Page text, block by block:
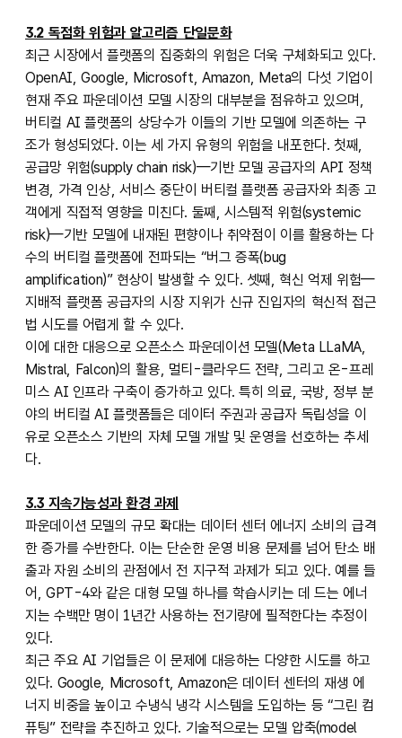
3.2 독점화 위험과 알고리즘 단일문화
최근 시장에서 플랫폼의 집중화의 위험은 더욱 구체화되고 있다.
OpenAI, Google, Microsoft, Amazon, Meta의 다섯 기업이
현재 주요 파운데이션 모델 시장의 대부분을 점유하고 있으며,
버티컬 AI 플랫폼의 상당수가 이들의 기반 모델에 의존하는 구
조가 형성되었다. 이는 세 가지 유형의 위험을 내포한다. 첫째,
공급망 위험(supply chain risk)—기반 모델 공급자의 API 정책
변경, 가격 인상, 서비스 중단이 버티컬 플랫폼 공급자와 최종 고
객에게 직접적 영향을 미친다. 둘째, 시스템적 위험(systemic
risk)—기반 모델에 내재된 편향이나 취약점이 이를 활용하는 다
수의 버티컬 플랫폼에 전파되는 “버그 증폭(bug
amplification)” 현상이 발생할 수 있다. 셋째, 혁신 억제 위험—
지배적 플랫폼 공급자의 시장 지위가 신규 진입자의 혁신적 접근
법 시도를 어렵게 할 수 있다.
이에 대한 대응으로 오픈소스 파운데이션 모델(Meta LLaMA,
Mistral, Falcon)의 활용, 멀티-클라우드 전략, 그리고 온-프레
미스 AI 인프라 구축이 증가하고 있다. 특히 의료, 국방, 정부 분
야의 버티컬 AI 플랫폼들은 데이터 주권과 공급자 독립성을 이
유로 오픈소스 기반의 자체 모델 개발 및 운영을 선호하는 추세
다.
3.3 지속가능성과 환경 과제
파운데이션 모델의 규모 확대는 데이터 센터 에너지 소비의 급격
한 증가를 수반한다. 이는 단순한 운영 비용 문제를 넘어 탄소 배
출과 자원 소비의 관점에서 전 지구적 과제가 되고 있다. 예를 들
어, GPT-4와 같은 대형 모델 하나를 학습시키는 데 드는 에너
지는 수백만 명이 1년간 사용하는 전기량에 필적한다는 추정이
있다.
최근 주요 AI 기업들은 이 문제에 대응하는 다양한 시도를 하고
있다. Google, Microsoft, Amazon은 데이터 센터의 재생 에
너지 비중을 높이고 수냉식 냉각 시스템을 도입하는 등 “그린 컴
퓨팅” 전략을 추진하고 있다. 기술적으로는 모델 압축(model